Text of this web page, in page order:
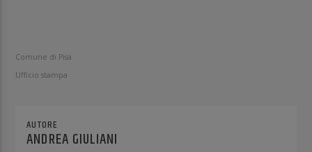
Comune di Pisa
Ufficio stampa
AUTORE
ANDREA GIULIANI